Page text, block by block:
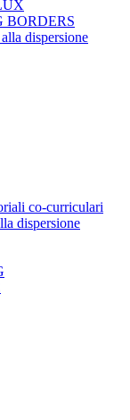
BORDERS
dispersione
co-curriculari
dispersione